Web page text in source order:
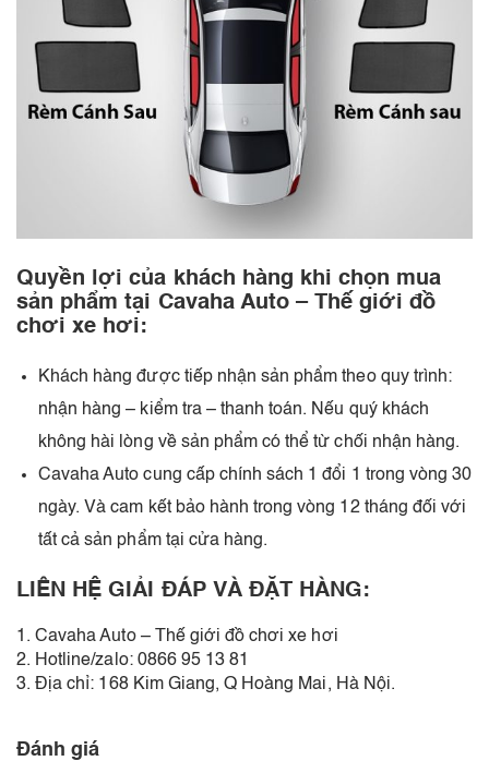
Quyền lợi của khách hàng khi chọn mua
sản phẩm tại Cavaha Auto – Thế giới đồ
chơi xe hơi:
Khách hàng được tiếp nhận sản phẩm theo quy trình:
nhận hàng – kiểm tra – thanh toán. Nếu quý khách
không hài lòng về sản phẩm có thể từ chối nhận hàng.
Cavaha Auto cung cấp chính sách 1 đổi 1 trong vòng 30
ngày. Và cam kết bảo hành trong vòng 12 tháng đối với
tất cả sản phẩm tại cửa hàng.
LIÊN HỆ GIẢI ĐÁP VÀ ĐẶT HÀNG:
1. Cavaha Auto – Thế giới đồ chơi xe hơi
2. Hotline/zalo: 0866 95 13 81
3. Địa chỉ: 168 Kim Giang, Q Hoàng Mai, Hà Nội.
Đánh giá